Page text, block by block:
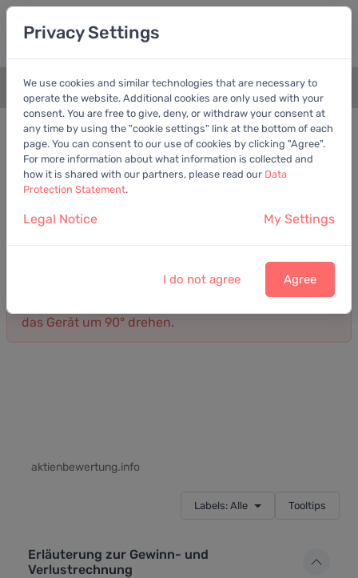
+
Bilanz Gewinn- und Verlustrechnung
Gewinn- und Verlustrechnung von Cenit AG
Jahresbericht
Umsatz Gewinn
das Gerät um 90° drehen.
aktienbewertung.info
Labels: Alle Tooltips
Erläuterung zur Gewinn- und
Verlustrechnung
Privacy Settings
We use cookies and similar technologies that are necessary to
operate the website. Additional cookies are only used with your
consent. You are free to give, deny, or withdraw your consent at
any time by using the "cookie settings" link at the bottom of each
page. You can consent to our use of cookies by clicking "Agree".
For more information about what information is collected and
how it is shared with our partners, please read our Data
Protection Statement.
Legal Notice My Settings
I do not agree Agree